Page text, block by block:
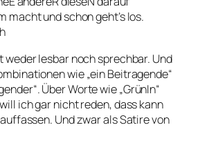
macht und schon geht’s los.
weder lesbar noch sprechbar. Und
wie „ein Beitragende“
Über Worte wie „GrünIn“
ich gar nicht reden, dass kann
Und zwar als Satire von